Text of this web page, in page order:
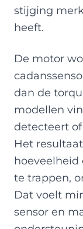
stijging
heeft.
De motor
dan de
modellen
detecteert
Het
hoeveelheid
te trappen,
Dat voelt
sensor en